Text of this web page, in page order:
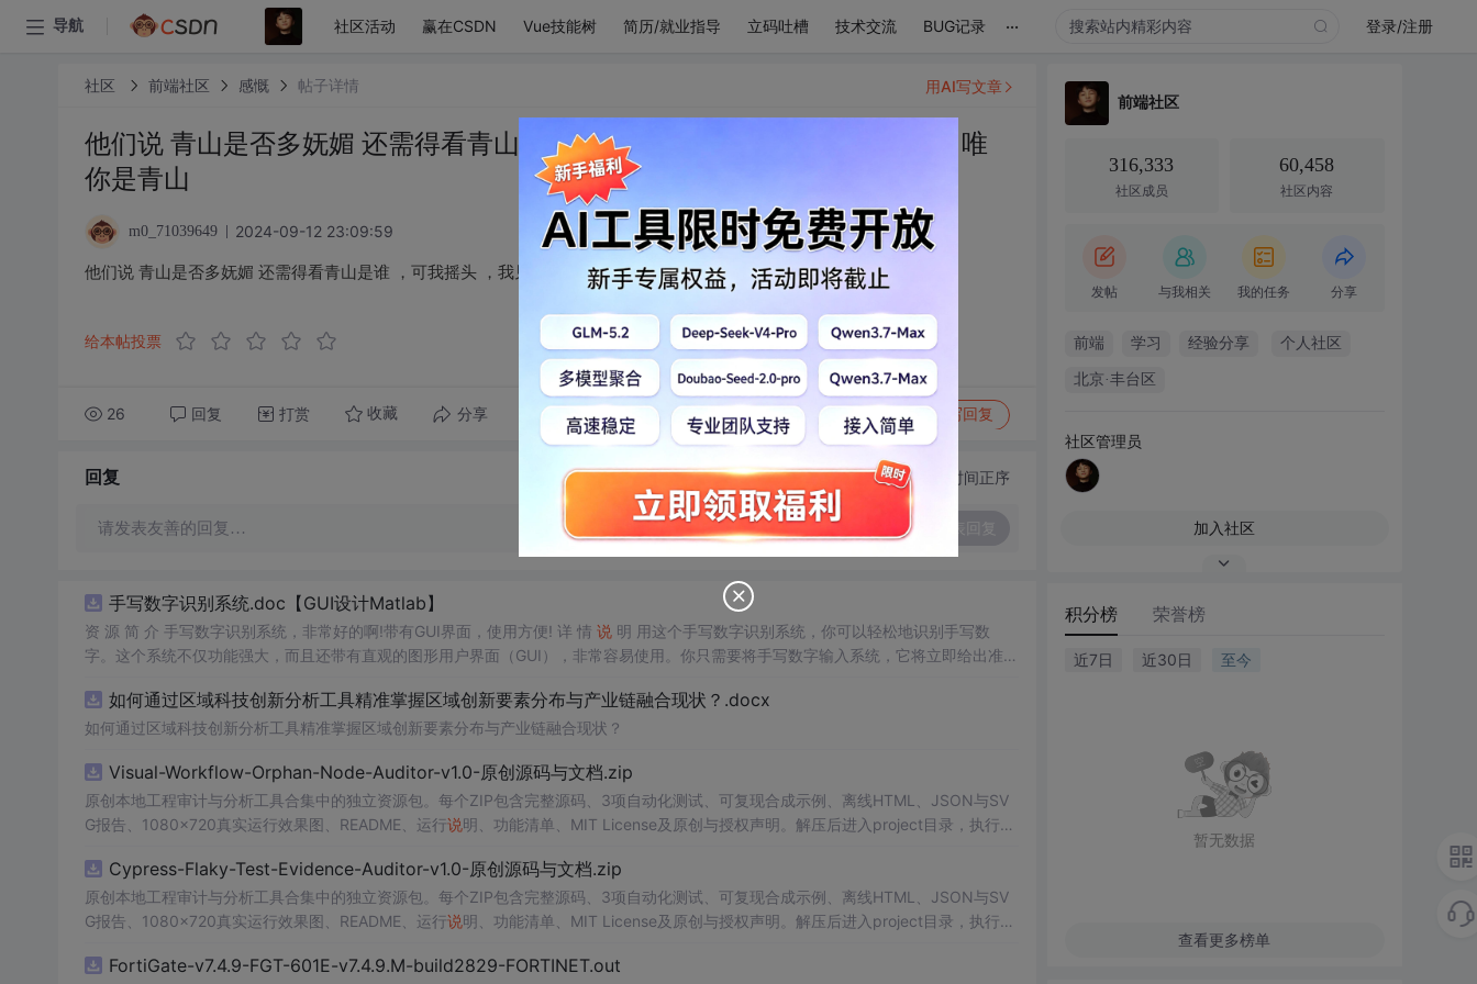
导航 社区活动 赢在CSDN Vue技能树 简历/就业指导 立码吐槽 技术交流 BUG记录 ... 登录/注册
社区 前端社区 感慨 帖子详情
他们说 青山是否多妩媚 还需得看青山是谁 ，可我摇头 ，我见众生皆草木 ，唯
你是青山
m0_71039649 2024-09-12 23:09:59
他们说 青山是否多妩媚 还需得看青山是谁 ，可我摇头 ，我见众生皆草木 ，唯你是青山
给本帖投票
26 回复 打赏 收藏 分享 转发到动态 举报 写回复
用AI写文章
回复 切换为时间正序
请发表友善的回复…
手写数字识别系统.doc【GUI设计Matlab】
资 源 简 介 手写数字识别系统，非常好的啊!带有GUI界面，使用方便! 详 情 说明 用这个手写数字识别系统，你可以轻松地识别手写数
字。这个系统不仅功能强大，而且还带有直观的图形用户界面（GUI），非常容易使用。你只需要将手写数字输入系统，它将立即给出准确
便和实用的工具，你一定会喜欢它的！
如何通过区域科技创新分析工具精准掌握区域创新要素分布与产业链融合现状？.docx
如何通过区域科技创新分析工具精准掌握区域创新要素分布与产业链融合现状？
Visual-Workflow-Orphan-Node-Auditor-v1.0-原创源码与文档.zip
原创本地工程审计与分析工具合集中的独立资源包。每个ZIP包含完整源码、3项自动化测试、可复现合成示例、离线HTML、JSON与SV
G报告、1080×720真实运行效果图、README、运行说明、功能清单、MIT License及原创与授权声明。解压后进入project目录，执行np
源码、Logo、官方截图、论文、生产日志或其他受限素材。适合前端开发、AI应用工程、测试审计和课程实践。
Cypress-Flaky-Test-Evidence-Auditor-v1.0-原创源码与文档.zip
原创本地工程审计与分析工具合集中的独立资源包。每个ZIP包含完整源码、3项自动化测试、可复现合成示例、离线HTML、JSON与SV
G报告、1080×720真实运行效果图、README、运行说明、功能清单、MIT License及原创与授权声明。解压后进入project目录，执行np
源码、Logo、官方截图、论文、生产日志或其他受限素材。适合前端开发、AI应用工程、测试审计和课程实践。
FortiGate-v7.4.9-FGT-601E-v7.4.9.M-build2829-FORTINET.out
前端社区
316,333
社区成员
60,458
社区内容
发帖 与我相关 我的任务 分享
前端 学习 经验分享 个人社区
北京·丰台区
社区管理员
加入社区
积分榜 荣誉榜
近7日 近30日 至今
暂无数据
查看更多榜单